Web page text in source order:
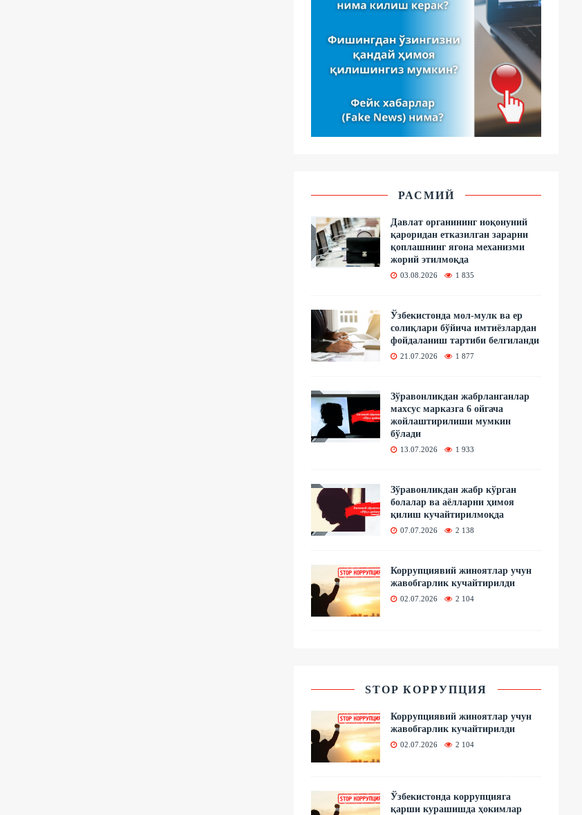
РАСМИЙ
Давлат органининг ноқонуний
қароридан етказилган зарарни
қоплашнинг ягона механизми
жорий этилмоқда
03.08.2026 1 835
Ўзбекистонда мол-мулк ва ер
солиқлари бўйича имтиёзлардан
фойдаланиш тартиби белгиланди
21.07.2026 1 877
Зўравонликдан жабрланганлар
махсус марказга 6 ойгача
жойлаштирилиши мумкин
бўлади
13.07.2026 1 933
Зўравонликдан жабр кўрган
болалар ва аёлларни ҳимоя
қилиш кучайтирилмоқда
07.07.2026 2 138
Коррупциявий жиноятлар учун
жавобгарлик кучайтирилди
02.07.2026 2 104
STOP КОРРУПЦИЯ
Коррупциявий жиноятлар учун
жавобгарлик кучайтирилди
02.07.2026 2 104
Ўзбекистонда коррупцияга
қарши курашишда ҳокимлар